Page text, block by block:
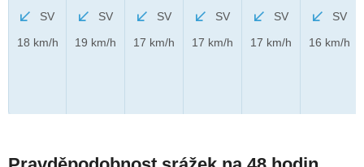
SV
18 km/h
SV
19 km/h
SV
17 km/h
SV
17 km/h
SV
17 km/h
SV
16 km/h